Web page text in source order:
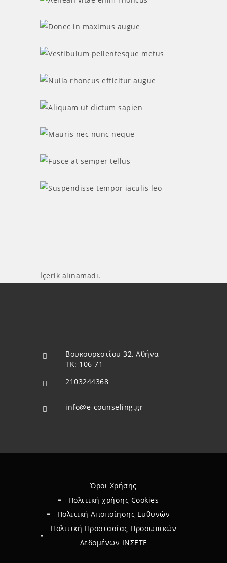
İçerik alınamadı.
Βουκουρεστίου 32, Αθήνα
ΤΚ: 106 71
2103244368
info@e-counseling.gr
Όροι Χρήσης
Πολιτική χρήσης Cookies
Πολιτική Αποποίησης Ευθυνών
Πολιτική Προστασίας Προσωπικών
Δεδομένων ΙΝΣΕΤΕ